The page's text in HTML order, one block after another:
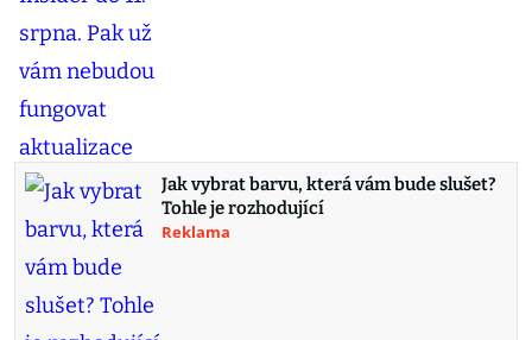
Jak vybrat barvu, která vám bude slušet?
Tohle je rozhodující
Reklama